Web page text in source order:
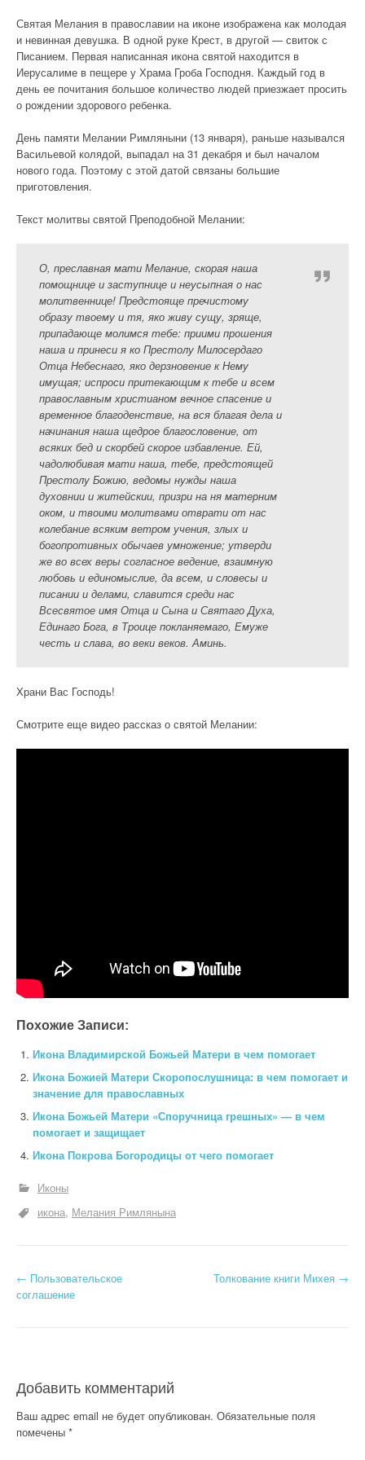
Святая Мелания в православии на иконе изображена как молодая
и невинная девушка. В одной руке Крест, в другой — свиток с
Писанием. Первая написанная икона святой находится в
Иерусалиме в пещере у Храма Гроба Господня. Каждый год в
день ее почитания большое количество людей приезжает просить
о рождении здорового ребенка.
День памяти Мелании Римляныни (13 января), раньше назывался
Васильевой колядой, выпадал на 31 декабря и был началом
нового года. Поэтому с этой датой связаны большие
приготовления.
Текст молитвы святой Преподобной Мелании:
О, преславная мати Мелание, скорая наша
помощнице и заступнице и неусыпная о нас
молитвеннице! Предстояще пречистому
образу твоему и тя, яко живу сущу, зряще,
припадающе молимся тебе: приими прошения
наша и принеси я ко Престолу Милосердаго
Отца Небеснаго, яко дерзновение к Нему
имущая; испроси притекающим к тебе и всем
православным христианом вечное спасение и
временное благоденствие, на вся благая дела и
начинания наша щедрое благословение, от
всяких бед и скорбей скорое избавление. Ей,
чадолюбивая мати наша, тебе, предстоящей
Престолу Божию, ведомы нужды наша
духовнии и житейскии, призри на ня матерним
оком, и твоими молитвами отврати от нас
колебание всяким ветром учения, злых и
богопротивных обычаев умножение; утверди
же во всех веры согласное ведение, взаимную
любовь и единомыслие, да всем, и словесы и
писании и делами, славится среди нас
Всесвятое имя Отца и Сына и Святаго Духа,
Единаго Бога, в Троице покланяемаго, Емуже
честь и слава, во веки веков. Аминь.
Храни Вас Господь!
Смотрите еще видео рассказ о святой Мелании:
Похожие Записи:
Икона Владимирской Божьей Матери в чем помогает
Икона Божией Матери Скоропослушница: в чем помогает и
значение для православных
Икона Божьей Матери «Споручница грешных» — в чем
помогает и защищает
Икона Покрова Богородицы от чего помогает
Иконы
икона Мелания Римлянына
Н
г
а
← Пользовательское
соглашение
Толкование книги Михея →
Добавить комментарий
Ваш адрес email не будет опубликован. Обязательные поля
помечены *